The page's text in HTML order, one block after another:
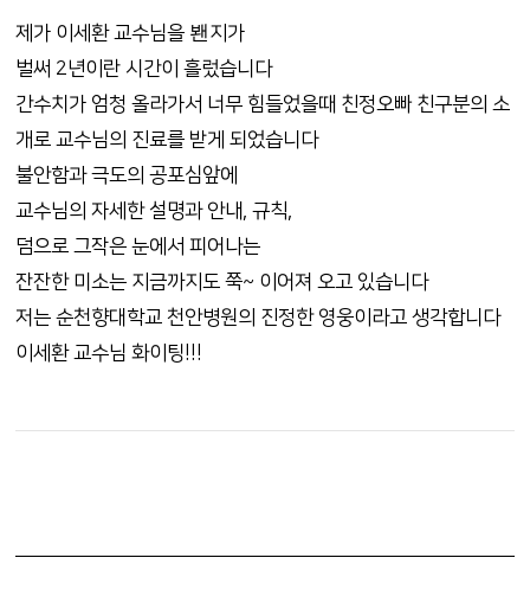
제가 이세환 교수님을 봰지가
벌써 2년이란 시간이 흘렀습니다
간수치가 엄청 올라가서 너무 힘들었을때 친정오빠 친구분의 소
개로 교수님의 진료를 받게 되었습니다
불안함과 극도의 공포심앞에
교수님의 자세한 설명과 안내, 규칙,
덤으로 그작은 눈에서 피어나는
잔잔한 미소는 지금까지도 쭉~ 이어져 오고 있습니다
저는 순천향대학교 천안병원의 진정한 영웅이라고 생각합니다
이세환 교수님 화이팅!!!